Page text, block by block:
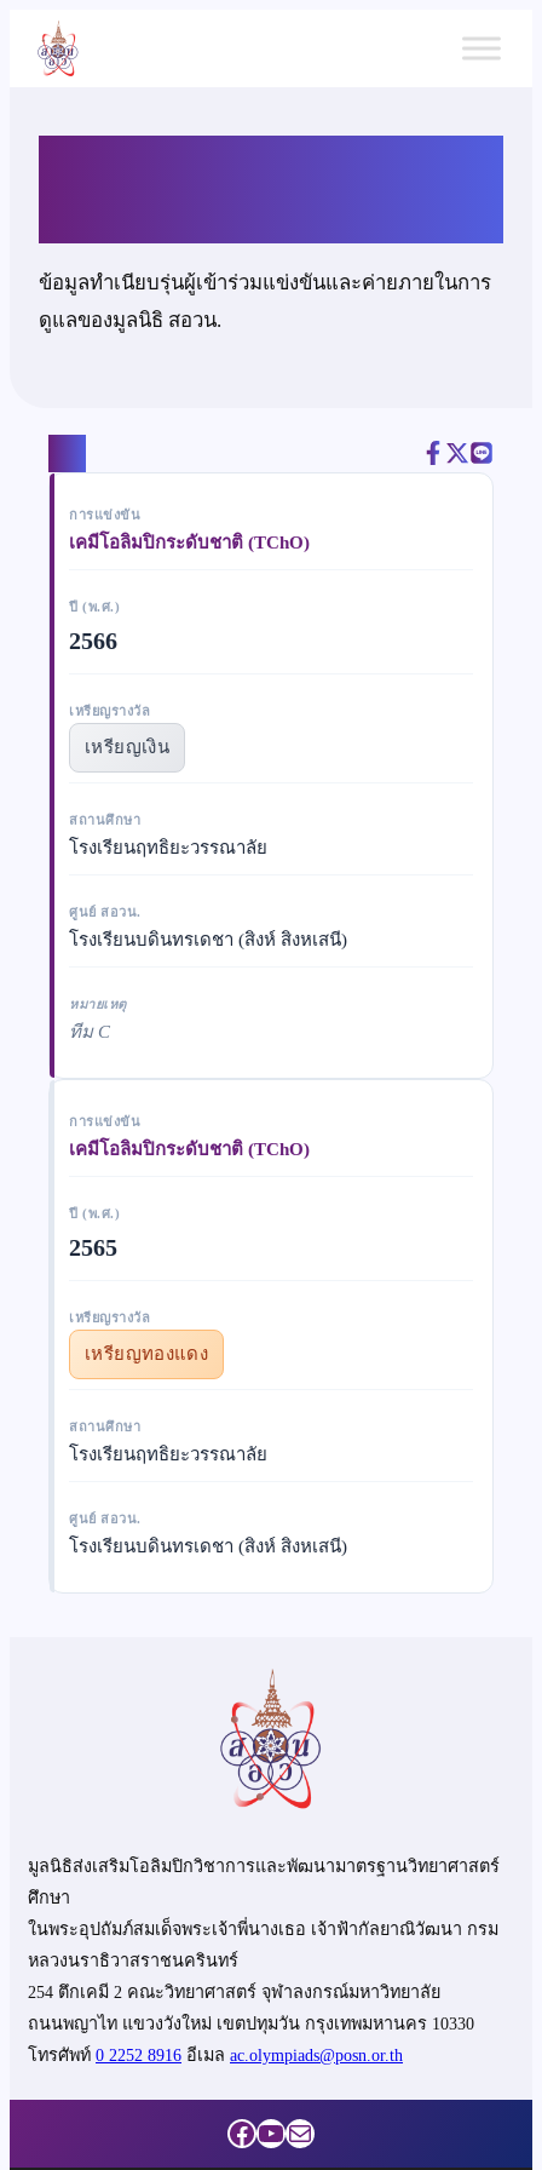
เนื้อหา
ข้อมูลทำเนียบรุ่นผู้เข้าร่วมแข่งขันและค่ายภายในการ
ดูแลของมูลนิธิ สอวน.
การแข่งขัน
เคมีโอลิมปิกระดับชาติ (TChO)
ปี (พ.ศ.)
2566
เหรียญรางวัล
เหรียญเงิน
สถานศึกษา
โรงเรียนฤทธิยะวรรณาลัย
ศูนย์ สอวน.
โรงเรียนบดินทรเดชา (สิงห์ สิงหเสนี)
หมายเหตุ
ทีม C
การแข่งขัน
เคมีโอลิมปิกระดับชาติ (TChO)
ปี (พ.ศ.)
2565
เหรียญรางวัล
เหรียญทองแดง
สถานศึกษา
โรงเรียนฤทธิยะวรรณาลัย
ศูนย์ สอวน.
โรงเรียนบดินทรเดชา (สิงห์ สิงหเสนี)
มูลนิธิส่งเสริมโอลิมปิกวิชาการและพัฒนามาตรฐานวิทยาศาสตร์
ศึกษา
ในพระอุปถัมภ์สมเด็จพระเจ้าพี่นางเธอ เจ้าฟ้ากัลยาณิวัฒนา กรม
หลวงนราธิวาสราชนครินทร์
254 ตึกเคมี 2 คณะวิทยาศาสตร์ จุฬาลงกรณ์มหาวิทยาลัย
ถนนพญาไท แขวงวังใหม่ เขตปทุมวัน กรุงเทพมหานคร 10330
โทรศัพท์ 0 2252 8916 อีเมล ac.olympiads@posn.or.th
Facebook
YouTube
Mail